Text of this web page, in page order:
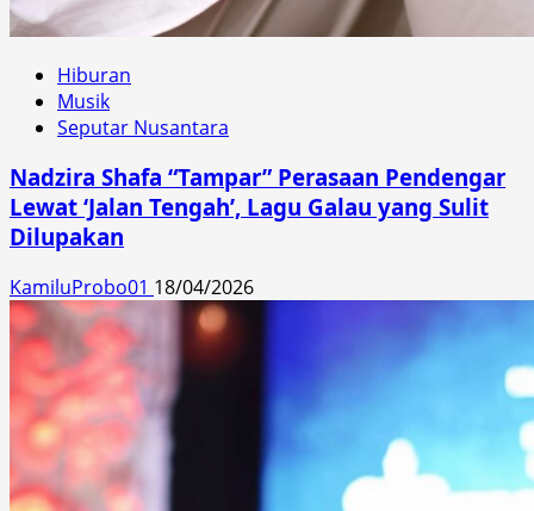
Hiburan
Musik
Seputar Nusantara
Nadzira Shafa “Tampar” Perasaan Pendengar
Lewat ‘Jalan Tengah’, Lagu Galau yang Sulit
Dilupakan
KamiluProbo01 18/04/2026